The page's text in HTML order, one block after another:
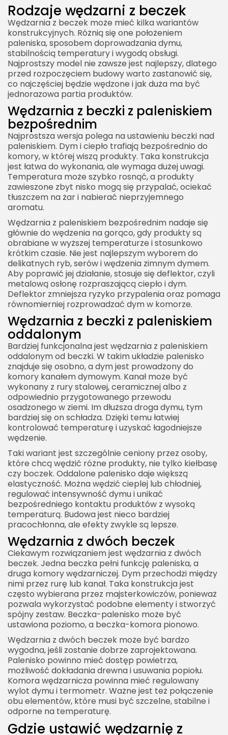
Rodzaje wędzarni z beczek
Wędzarnia z beczek może mieć kilka wariantów
konstrukcyjnych. Różnią się one położeniem
paleniska, sposobem doprowadzania dymu,
stabilnością temperatury i wygodą obsługi.
Najprostszy model nie zawsze jest najlepszy, dlatego
przed rozpoczęciem budowy warto zastanowić się,
co najczęściej będzie wędzone i jak duża ma być
jednorazowa partia produktów.
Wędzarnia z beczki z paleniskiem
bezpośrednim
Najprostsza wersja polega na ustawieniu beczki nad
paleniskiem. Dym i ciepło trafiają bezpośrednio do
komory, w której wiszą produkty. Taka konstrukcja
jest łatwa do wykonania, ale wymaga dużej uwagi.
Temperatura może szybko rosnąć, a produkty
zawieszone zbyt nisko mogą się przypalać, ociekać
tłuszczem na żar i nabierać nieprzyjemnego
aromatu.
Wędzarnia z paleniskiem bezpośrednim nadaje się
głównie do wędzenia na gorąco, gdy produkty są
obrabiane w wyższej temperaturze i stosunkowo
krótkim czasie. Nie jest najlepszym wyborem do
delikatnych ryb, serów i wędzenia zimnym dymem.
Aby poprawić jej działanie, stosuje się deflektor, czyli
metalową osłonę rozpraszającą ciepło i dym.
Deflektor zmniejsza ryzyko przypalenia oraz pomaga
równomierniej rozprowadzać dym w komorze.
Wędzarnia z beczki z paleniskiem
oddalonym
Bardziej funkcjonalna jest wędzarnia z paleniskiem
oddalonym od beczki. W takim układzie palenisko
znajduje się osobno, a dym jest prowadzony do
komory kanałem dymowym. Kanał może być
wykonany z rury stalowej, ceramicznej albo z
odpowiednio przygotowanego przewodu
osadzonego w ziemi. Im dłuższa droga dymu, tym
bardziej się on schładza. Dzięki temu łatwiej
kontrolować temperaturę i uzyskać łagodniejsze
wędzenie.
Taki wariant jest szczególnie ceniony przez osoby,
które chcą wędzić różne produkty, nie tylko kiełbasę
czy boczek. Oddalone palenisko daje większą
elastyczność. Można wędzić cieplej lub chłodniej,
regulować intensywność dymu i unikać
bezpośredniego kontaktu produktów z wysoką
temperaturą. Budowa jest nieco bardziej
pracochłonna, ale efekty zwykle są lepsze.
Wędzarnia z dwóch beczek
Ciekawym rozwiązaniem jest wędzarnia z dwóch
beczek. Jedna beczka pełni funkcję paleniska, a
druga komory wędzarniczej. Dym przechodzi między
nimi przez rurę lub kanał. Taka konstrukcja jest
często wybierana przez majsterkowiczów, ponieważ
pozwala wykorzystać podobne elementy i stworzyć
spójny zestaw. Beczka-palenisko może być
ustawiona poziomo, a beczka-komora pionowo.
Wędzarnia z dwóch beczek może być bardzo
wygodna, jeśli zostanie dobrze zaprojektowana.
Palenisko powinno mieć dostęp powietrza,
możliwość dokładania drewna i usuwania popiołu.
Komora wędzarnicza powinna mieć regulowany
wylot dymu i termometr. Ważne jest też połączenie
obu elementów, które musi być szczelne, stabilne i
odporne na temperaturę.
Gdzie ustawić wędzarnię z